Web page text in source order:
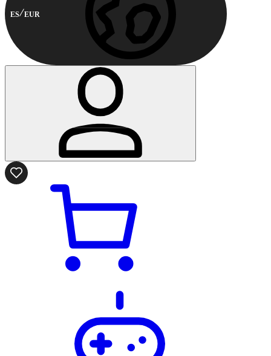
ES EUR